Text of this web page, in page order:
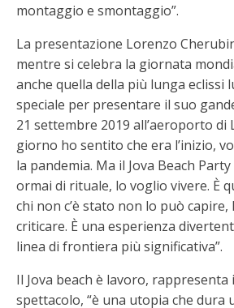
montaggio e smontaggio”.
La presentazione Lorenzo
mentre si celebra la giornata
anche quella della più lunga eclissi
speciale per presentare il suo
21 settembre 2019 all’aeroporto di
giorno ho sentito che era l’inizio,
la pandemia. Ma il Jova Beach
ormai di rituale, lo voglio vivere. È
chi non c’è stato non lo può
criticare. È una esperienza
linea di frontiera più significativa”.
Il Jova beach è lavoro, rappresenta
spettacolo, “è una utopia che dura